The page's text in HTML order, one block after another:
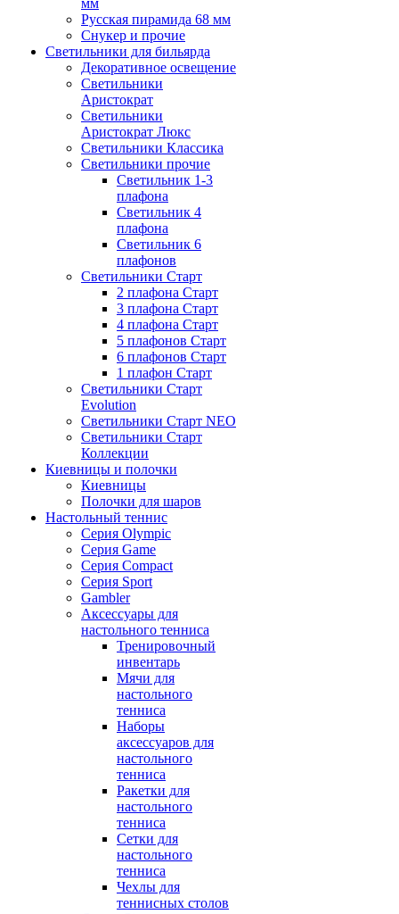
мм
Русская пирамида 68 мм
Снукер и прочие
Светильники для бильярда
Декоративное освещение
Светильники
Аристократ
Светильники
Аристократ Люкс
Светильники Классика
Светильники прочие
Светильник 1-3
плафона
Светильник 4
плафона
Светильник 6
плафонов
Светильники Старт
2 плафона Старт
3 плафона Старт
4 плафона Старт
5 плафонов Старт
6 плафонов Старт
1 плафон Старт
Светильники Старт
Evolution
Светильники Старт NEO
Светильники Старт
Коллекции
Киевницы и полочки
Киевницы
Полочки для шаров
Настольный теннис
Серия Olympic
Серия Game
Серия Compact
Серия Sport
Gambler
Аксессуары для
настольного тенниса
Тренировочный
инвентарь
Мячи для
настольного
тенниса
Наборы
аксессуаров для
настольного
тенниса
Ракетки для
настольного
тенниса
Сетки для
настольного
тенниса
Чехлы для
теннисных столов